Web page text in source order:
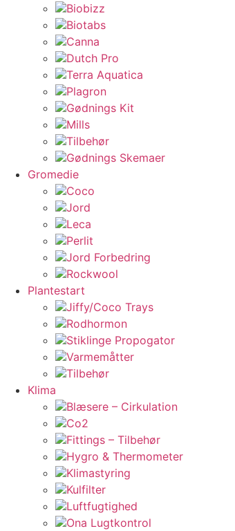
Biobizz
Biotabs
Canna
Dutch Pro
Terra Aquatica
Plagron
Gødnings Kit
Mills
Tilbehør
Gødnings Skemaer
Gromedie
Coco
Jord
Leca
Perlit
Jord Forbedring
Rockwool
Plantestart
Jiffy/Coco Trays
Rodhormon
Stiklinge Propogator
Varmemåtter
Tilbehør
Klima
Blæsere – Cirkulation
Co2
Fittings – Tilbehør
Hygro & Thermometer
Klimastyring
Kulfilter
Luftfugtighed
Ona Lugtkontrol